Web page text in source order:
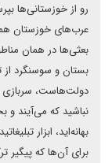
رو از خوزستانی‌ها
عرب‌های خوزستان
بستان و سوسنگرد از
دولت‌هاست،
نباشید که می‌آیند و
بهانه‌اید، ابزار
برای آن‌ها که پیگیر